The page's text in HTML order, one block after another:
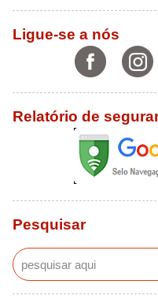
Ligue-se a nós
Relatório de
Pesquisar